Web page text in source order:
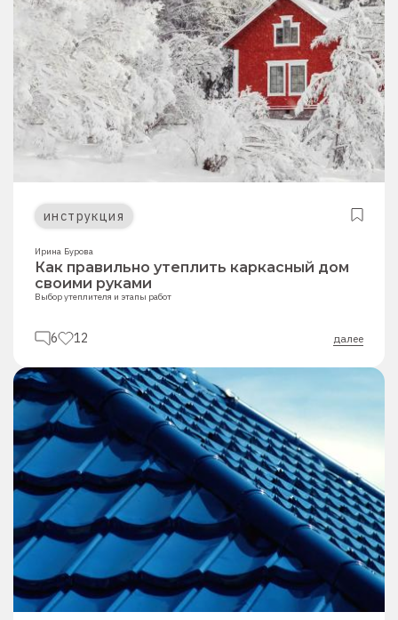
инструкция
Ирина Бурова
Как правильно утеплить каркасный дом
своими руками
Выбор утеплителя и этапы работ
6 12 далее